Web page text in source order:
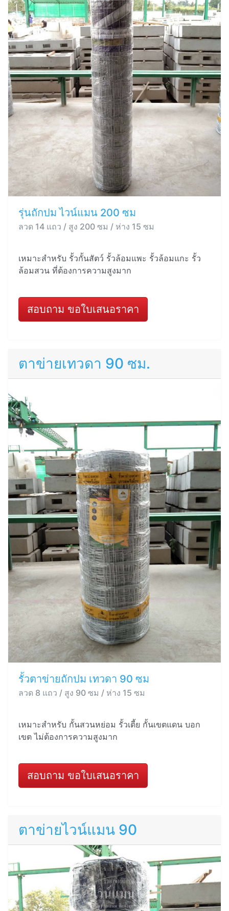
รุ่นถักปม ไวน์แมน 200 ซม
ลวด 14 แถว / สูง 200 ซม / ห่าง 15 ซม
เหมาะสำหรับ รั้วกั้นสัตว์ รั้วล้อมแพะ รั้วล้อมแกะ รั้ว
ล้อมสวน ที่ต้องการความสูงมาก
สอบถาม ขอใบเสนอราคา
ตาข่ายเทวดา 90 ซม.
รั้วตาข่ายถักปม เทวดา 90 ซม
ลวด 8 แถว / สูง 90 ซม / ห่าง 15 ซม
เหมาะสำหรับ กั้นสวนหย่อม รั้วเตี้ย กั้นเขตแดน บอก
เขต ไม่ต้องการความสูงมาก
สอบถาม ขอใบเสนอราคา
ตาข่ายไวน์แมน 90